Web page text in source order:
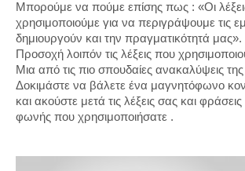
Μπορούμε να πούμε επίσης πως : «Οι
χρησιμοποιούμε για να περιγράψουμε τις
δημιουργούν και την πραγματικότητά μας».
Προσοχή λοιπόν τις λέξεις που
Μια από τις πιο σπουδαίες ανακαλύψεις
Δοκιμάστε να βάλετε ένα μαγνητόφωνο
και ακούστε μετά τις λέξεις σας και
φωνής που χρησιμοποιήσατε .